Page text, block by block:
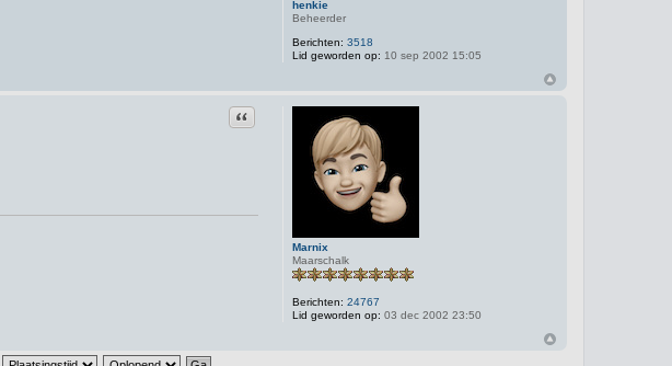
henkie
Beheerder
Berichten: 3518
Lid geworden op: 10 sep 2002 15:05
Marnix
Maarschalk
Berichten: 24767
Lid geworden op: 03 dec 2002 23:50
Citeer